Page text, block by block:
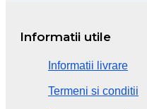
Informatii utile
Informatii livrare
Termeni si conditii